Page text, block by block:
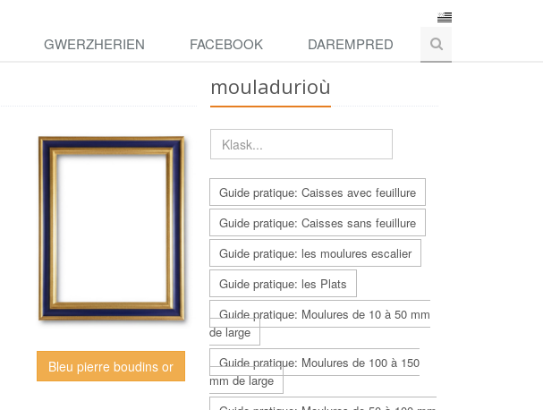
GWERZHERIEN FACEBOOK DAREMPRED
Bleu pierre boudins or
mouladurioù
Guide pratique: Caisses avec feuillure
Guide pratique: Caisses sans feuillure
Guide pratique: les moulures escalier
Guide pratique: les Plats
Guide pratique: Moulures de 10 à 50 mm
de large
Guide pratique: Moulures de 100 à 150
mm de large